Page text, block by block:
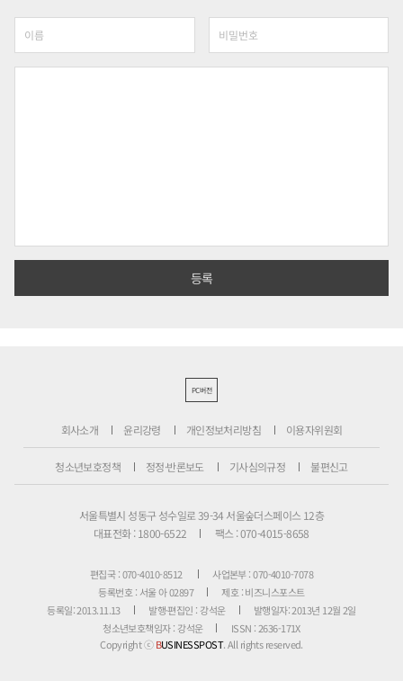
PC버전
회사소개 윤리강령 개인정보처리방침 이용자위원회
청소년보호정책 정정·반론보도 기사심의규정 불편신고
서울특별시 성동구 성수일로 39-34 서울숲더스페이스 12층
대표전화 : 1800-6522
팩스 : 070-4015-8658
편집국 : 070-4010-8512
사업본부 : 070-4010-7078
등록번호 : 서울 아 02897
제호 : 비즈니스포스트
등록일: 2013.11.13
발행·편집인 : 강석운
발행일자: 2013년 12월 2일
청소년보호책임자 : 강석운
ISSN : 2636-171X
Copyright ⓒBUSINESSPOST. All rights reserved.